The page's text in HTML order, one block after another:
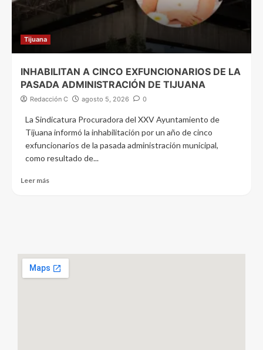
Tijuana
INHABILITAN A CINCO EXFUNCIONARIOS DE LA
PASADA ADMINISTRACIÓN DE TIJUANA
Redacción C agosto 5, 2026 0
La Sindicatura Procuradora del XXV Ayuntamiento de
Tijuana informó la inhabilitación por un año de cinco
exfuncionarios de la pasada administración municipal,
como resultado de...
Leer más